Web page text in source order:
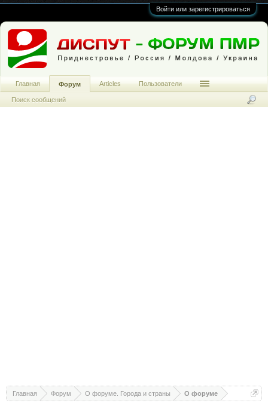
Войти или зарегистрироваться
Главная Форум О форуме. Города и страны О форуме
Главная Форум
Поиск сообщений
Articles Пользователи